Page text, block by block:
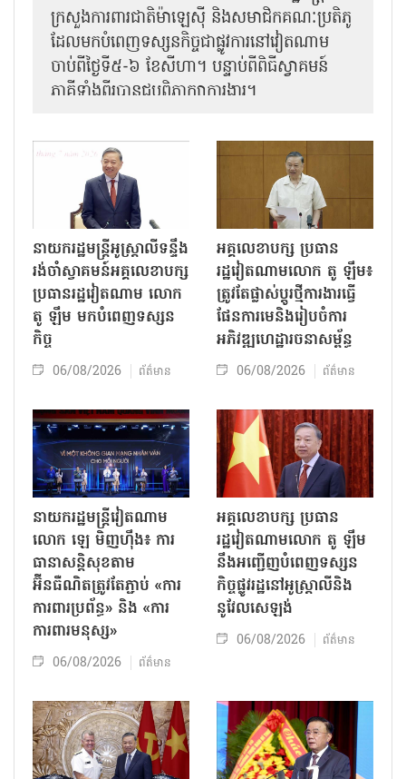
ក្រសួងការពារជាតិម៉ាឡេស៊ី និងសមាជិកគណៈប្រតិភូ
ដែលមកបំពេញទស្សនកិច្ចជាផ្លូវការនៅវៀតណាម
ចាប់ពីថ្ងៃទី៥-៦ ខែសីហា។ បន្ទាប់ពីពិធីស្វាគមន៍
ភាគីទាំងពីរបានជួបពិភាក្សាការងារ​។
នាយករដ្ឋមន្ត្រីអូស្ត្រាលីទន្ទឹង
រង់ចាំស្វាគមន៍អគ្គលេខាបក្ស
ប្រធានរដ្ឋវៀតណាម លោក
តូ ឡឹម មកបំពេញទស្សន
កិច្ច
06/08/2026 ព័ត៌មាន
អគ្គលេខាបក្ស ប្រធាន
រដ្ឋវៀតណាមលោក តូ ឡឹម៖
ត្រូវតែផ្លាស់ប្ដូរថ្មីការងារធ្វើ
ផែនការមេនិងរៀបចំការ
អភិវឌ្ឍហេដ្ឋារចនាសម្ព័ន្ធ
06/08/2026 ព័ត៌មាន
នាយករដ្ឋមន្ត្រីវៀតណាម
លោក ឡេ មិញហ៊ឹង៖ ការ
ធានាសន្តិសុខតាម
អ៊ីនធឺណិតត្រូវតែភ្ជាប់ «ការ
ការពារប្រព័ន្ធ» និង «ការ
ការពារមនុស្ស»
06/08/2026 ព័ត៌មាន
អគ្គលេខាបក្ស ប្រធាន
រដ្ឋវៀតណាមលោក តូ ឡឹម
នឹងអញ្ជើញបំពេញទស្សន
កិច្ចផ្លូវរដ្ឋនៅអូស្ត្រាលីនិង
នូវែលសេឡង់
06/08/2026 ព័ត៌មាន